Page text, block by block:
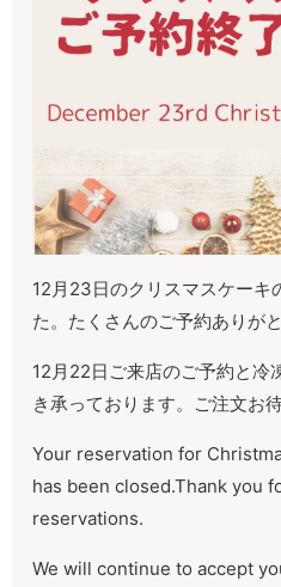
12月 23日のクリスマスケーキ
た。たくさんのご予約ありが
12月 22日ご来店のご予約と冷
き承っております。ご注文お
Your reservation for
has been closed.Thank you
reservations.
We will continue to accept